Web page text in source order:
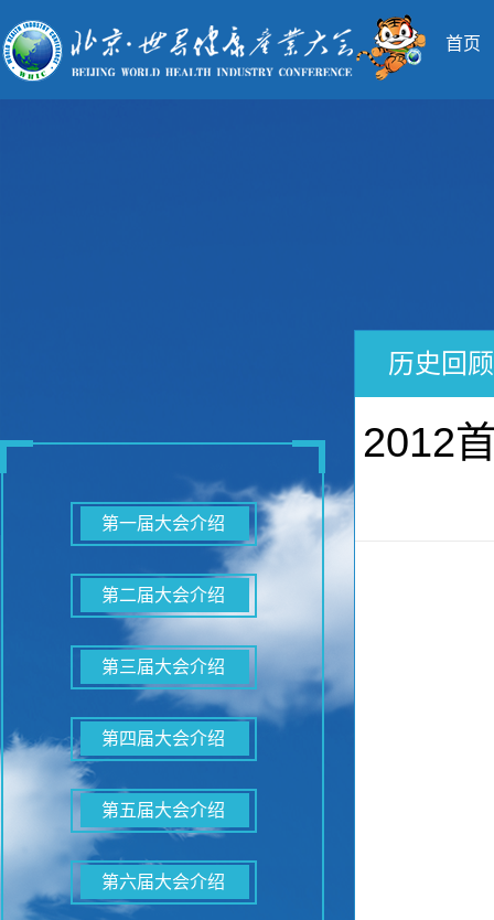
首页
第一届大会介绍
第二届大会介绍
第三届大会介绍
第四届大会介绍
第五届大会介绍
第六届大会介绍
历史回顾
2012